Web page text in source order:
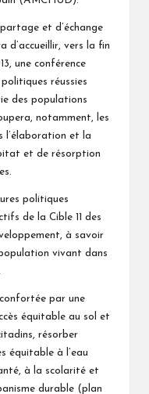
et d’échange
d’accueillir, vers la fin
une conférence
réussies
des populations
notamment, les
l’élaboration et la
et de résorption
politiques
de la Cible 11 des
à savoir
vivant dans
par une
équitable au sol et
résorber
équitable à l’eau
à la scolarité et
durable (plan